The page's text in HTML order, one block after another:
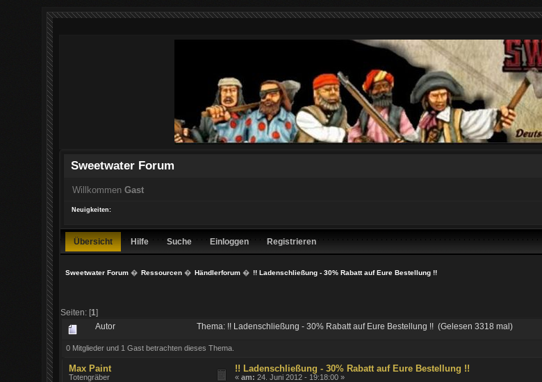
Sweetwater Forum
Willkommen Gast
Neuigkeiten:
Übersicht Hilfe Suche Einloggen Registrieren
Sweetwater Forum� Ressourcen� Händlerforum� !! Ladenschließung - 30% Rabatt auf Eure Bestellung !!
Seiten: [1]
Autor Thema: !! Ladenschließung - 30% Rabatt auf Eure Bestellung !! (Gelesen 3318 mal)
0 Mitglieder und 1 Gast betrachten dieses Thema.
Max Paint
Totengräber
!! Ladenschließung - 30% Rabatt auf Eure Bestellung !!
«am: 24. Juni 2012 - 19:18:00 »